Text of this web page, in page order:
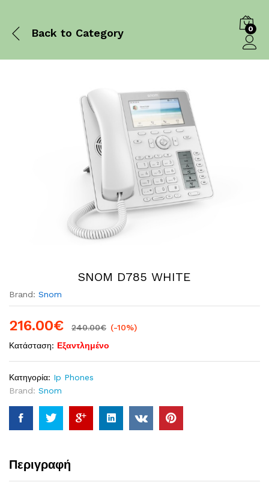
Back to Category 0
SNOM D785 WHITE
Brand: Snom
216.00€ 240.00€ (-10%)
Κατάσταση: Εξαντλημένο
Κατηγορία: Ip Phones
Brand: Snom
Περιγραφή